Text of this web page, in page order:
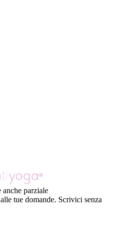
parziale
tue domande. Scrivici senza